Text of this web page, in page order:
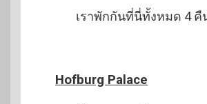
เราพักกันที่นี่ทั้งหมด 4
Hofburg Palace